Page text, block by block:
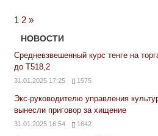
1 2 Next
Posts
»
НОВОСТИ
Средневзвешенный курс тенге на
до Т518,2
31.01.2025 17:25 1575
Экс-руководителю управления
вынесли приговор за хищение
31.01.2025 16:54 1642